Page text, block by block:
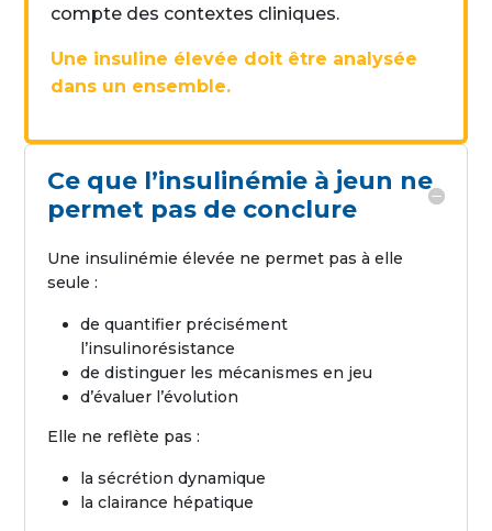
compte des contextes cliniques.
Une insuline élevée doit être analysée
dans un ensemble.
Ce que l’insulinémie à jeun ne
permet pas de conclure
Une insulinémie élevée ne permet pas à elle
seule :
de quantifier précisément
l’insulinorésistance
de distinguer les mécanismes en jeu
d’évaluer l’évolution
Elle ne reflète pas :
la sécrétion dynamique
la clairance hépatique